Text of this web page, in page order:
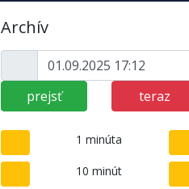
Archív
prejsť teraz
1 minúta
10 minút